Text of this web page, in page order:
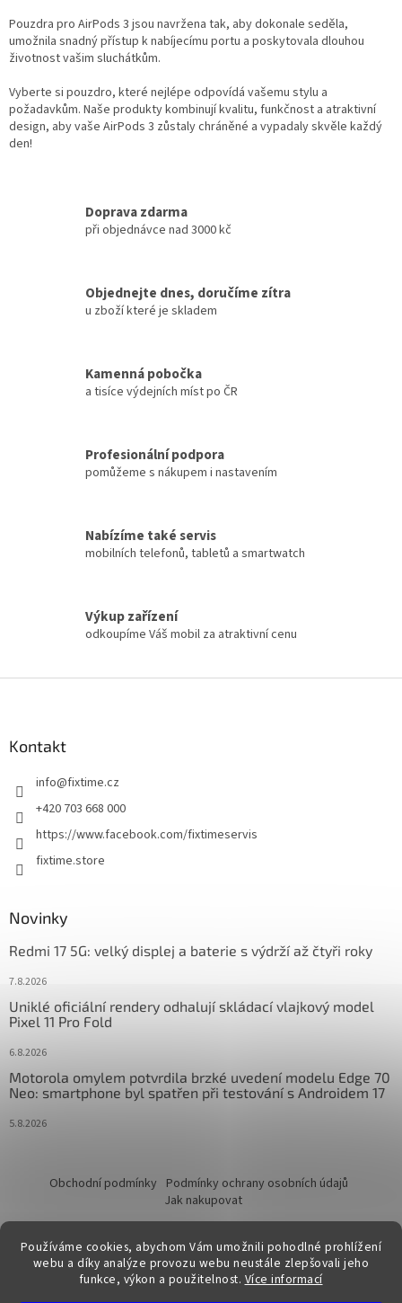
Používáme cookies, abychom Vám umožnili pohodlné prohlížení
webu a díky analýze provozu webu neustále zlepšovali jeho
funkce, výkon a použitelnost. Více informací
Pouzdra pro AirPods 3 jsou navržena tak, aby dokonale seděla,
umožnila snadný přístup k nabíjecímu portu a poskytovala dlouhou
životnost vašim sluchátkům.
Vyberte si pouzdro, které nejlépe odpovídá vašemu stylu a
požadavkům. Naše produkty kombinují kvalitu, funkčnost a atraktivní
design, aby vaše AirPods 3 zůstaly chráněné a vypadaly skvěle každý
den!
Doprava zdarma
při objednávce nad 3000 kč
Objednejte dnes, doručíme zítra
u zboží které je skladem
Kamenná pobočka
a tisíce výdejních míst po ČR
Profesionální podpora
pomůžeme s nákupem i nastavením
Nabízíme také servis
mobilních telefonů, tabletů a smartwatch
Výkup zařízení
odkoupíme Váš mobil za atraktivní cenu
Kontakt
info@fixtime.cz
+420 703 668 000
https://www.facebook.com/fixtimeservis
fixtime.store
Novinky
Redmi 17 5G: velký displej a baterie s výdrží až čtyři roky
7.8.2026
Uniklé oficiální rendery odhalují skládací vlajkový model
Pixel 11 Pro Fold
6.8.2026
Motorola omylem potvrdila brzké uvedení modelu Edge 70
Neo: smartphone byl spatřen při testování s Androidem 17
5.8.2026
Obchodní podmínky Podmínky ochrany osobních údajů
Jak nakupovat
Vytvořil Shoptet